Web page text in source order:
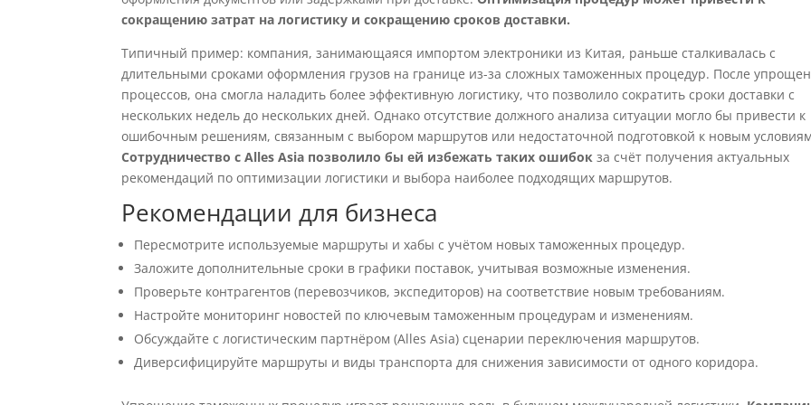
сокращению затрат на логистику и сокращению сроков доставки.
Типичный пример: компания, занимающаяся импортом электроники из Китая, раньше сталкивалась с
длительными сроками оформления грузов на границе из-за сложных таможенных процедур. После
процессов, она смогла наладить более эффективную логистику, что позволило сократить сроки доставки с
нескольких недель до нескольких дней. Однако отсутствие должного анализа ситуации могло бы привести к
ошибочным решениям, связанным с выбором маршрутов или недостаточной подготовкой к новым
Сотрудничество с Alles Asia позволило бы ей избежать таких ошибок за счёт получения актуальных
рекомендаций по оптимизации логистики и выбора наиболее подходящих маршрутов.
Рекомендации для бизнеса
Пересмотрите используемые маршруты и хабы с учётом новых таможенных процедур.
Заложите дополнительные сроки в графики поставок, учитывая возможные изменения.
Проверьте контрагентов (перевозчиков, экспедиторов) на соответствие новым требованиям.
Настройте мониторинг новостей по ключевым таможенным процедурам и изменениям.
Обсуждайте с логистическим партнёром (Alles Asia) сценарии переключения маршрутов.
Диверсифицируйте маршруты и виды транспорта для снижения зависимости от одного коридора.